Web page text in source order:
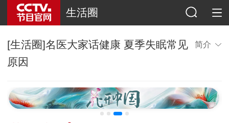
生活圈
[生活圈]名医大家话健康 夏季失眠常见
原因
简介